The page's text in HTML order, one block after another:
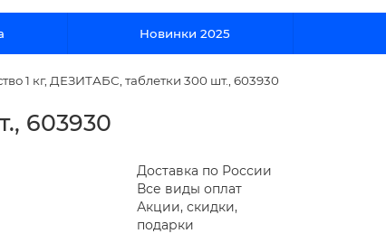
Новинки 2025
1 кг, ДЕЗИТАБС, таблетки 300 шт., 603930
603930
Доставка по России
Все виды оплат
Акции, скидки,
подарки